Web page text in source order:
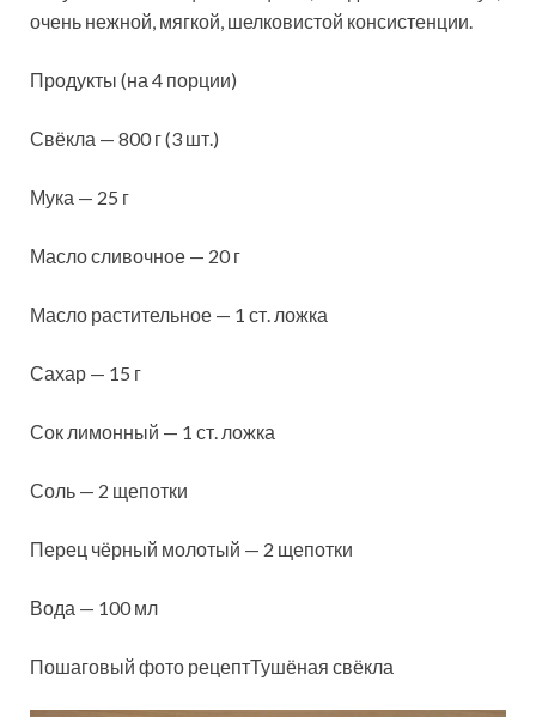
очень нежной, мягкой, шелковистой консистенции.
Продукты (на 4 порции)
Свёкла — 800 г (3 шт.)
Мука — 25 г
Масло сливочное — 20 г
Масло растительное — 1 ст. ложка
Сахар — 15 г
Сок лимонный — 1 ст. ложка
Соль — 2 щепотки
Перец чёрный молотый — 2 щепотки
Вода — 100 мл
Пошаговый фото рецептТушёная свёкла